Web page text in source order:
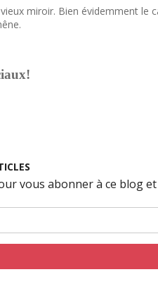
vieux miroir. Bien évidemment